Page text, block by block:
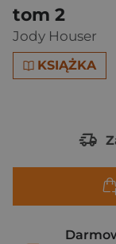
tom 2
Jody Houser
KSIĄŻKA